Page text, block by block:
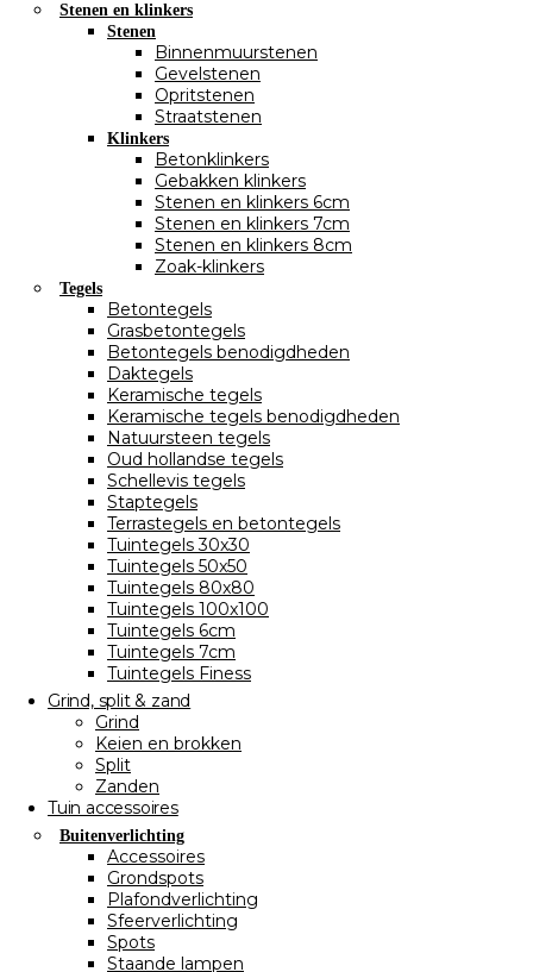
Stenen en klinkers
Stenen
Binnenmuurstenen
Gevelstenen
Opritstenen
Straatstenen
Klinkers
Betonklinkers
Gebakken klinkers
Stenen en klinkers 6cm
Stenen en klinkers 7cm
Stenen en klinkers 8cm
Zoak-klinkers
Tegels
Betontegels
Grasbetontegels
Betontegels benodigdheden
Daktegels
Keramische tegels
Keramische tegels benodigdheden
Natuursteen tegels
Oud hollandse tegels
Schellevis tegels
Staptegels
Terrastegels en betontegels
Tuintegels 30x30
Tuintegels 50x50
Tuintegels 80x80
Tuintegels 100x100
Tuintegels 6cm
Tuintegels 7cm
Tuintegels Finess
Grind, split & zand
Grind
Keien en brokken
Split
Zanden
Tuin accessoires
Buitenverlichting
Accessoires
Grondspots
Plafondverlichting
Sfeerverlichting
Spots
Staande lampen